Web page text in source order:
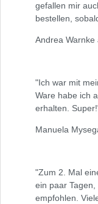
gefallen mir
bestellen,
Andrea Warnke
"Ich war mit
Ware habe ich
erhalten.
Manuela
"Zum 2. Mal
ein paar
empfohlen.